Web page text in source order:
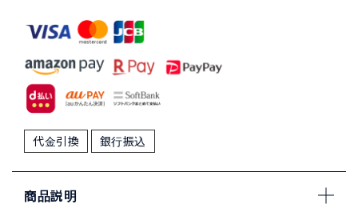
代金引換 銀行振込
商品説明